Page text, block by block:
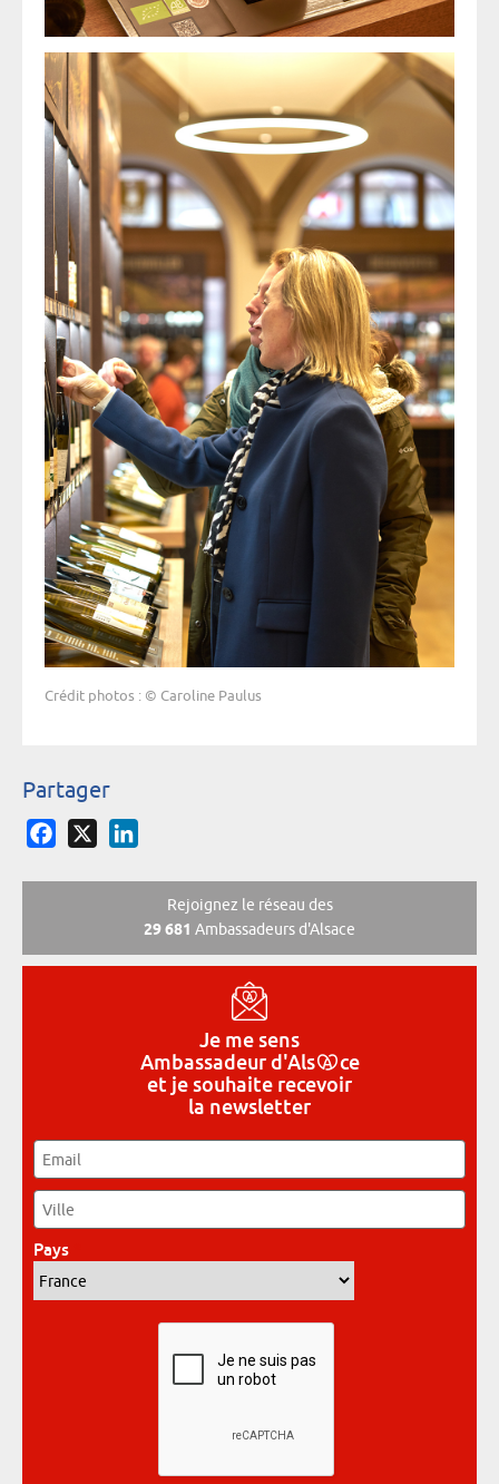
Crédit photos : © Caroline Paulus
Partager
Facebook
Rejoignez le réseau des
29 681 Ambassadeurs d'Alsace
Je me sens
Ambassadeurd'Als
ce
et je souhaite recevoir
la newsletter
Email
Ville
Pays